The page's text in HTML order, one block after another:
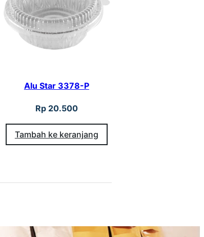
Alu Star 3378-P
Rp20.500
Tambah ke keranjang